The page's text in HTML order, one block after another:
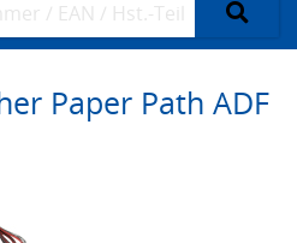
Paper Path ADF